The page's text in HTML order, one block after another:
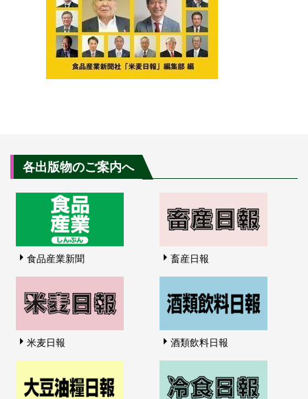
各出版物のご案内へ
食品産業新聞 畜産日報
米麦日報 酒類飲料日報